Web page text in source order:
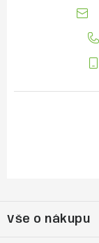
pVše o nákupu